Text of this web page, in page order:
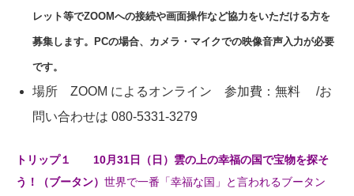
レット等でZOOMへの接続や画面操作など協力をいただける方を
募集します。PCの場合、カメラ・マイクでの映像音声入力が必要
です。
場所 ZOOM によるオンライン 参加費：無料 /お
問い合わせは 080-5331-3279
トリップ１ 10月31日（日）雲の上の幸福の国で宝物を探そ
う！（ブータン） 世界で一番「幸福な国」と言われるブータン